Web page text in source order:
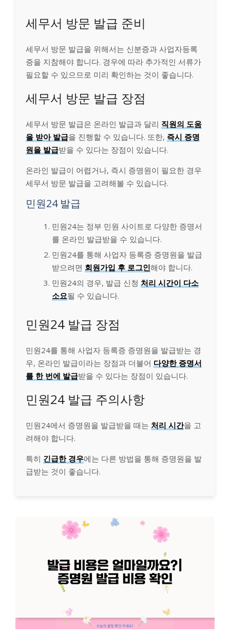
세무서 방문 발급 준비
세무서 방문 발급을 위해서는 신분증과 사업자등록
증을 지참해야 합니다. 경우에 따라 추가적인 서류가
필요할 수 있으므로 미리 확인하는 것이 좋습니다.
세무서 방문 발급 장점
세무서 방문 발급은 온라인 발급과 달리 직원의 도움
을 받아 발급을 진행할 수 있습니다. 또한, 즉시 증명
원을 발급받을 수 있다는 장점이 있습니다.
온라인 발급이 어렵거나, 즉시 증명원이 필요한 경우
세무서 방문 발급을 고려해볼 수 있습니다.
민원24 발급
민원24는 정부 민원 사이트로 다양한 증명서
를 온라인 발급받을 수 있습니다.
민원24를 통해 사업자 등록증 증명원을 발급
받으려면 회원가입 후 로그인해야 합니다.
민원24의 경우, 발급 신청 처리 시간이 다소
소요될 수 있습니다.
민원24 발급 장점
민원24를 통해 사업자 등록증 증명원을 발급받는 경
우, 온라인 발급이라는 장점과 더불어 다양한 증명서
를 한 번에 발급받을 수 있다는 장점이 있습니다.
민원24 발급 주의사항
민원24에서 증명원을 발급받을 때는 처리 시간을 고
려해야 합니다.
특히 긴급한 경우에는 다른 방법을 통해 증명원을 발
급받는 것이 좋습니다.